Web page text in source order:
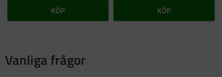
KÖP KÖP
Vanliga frågor